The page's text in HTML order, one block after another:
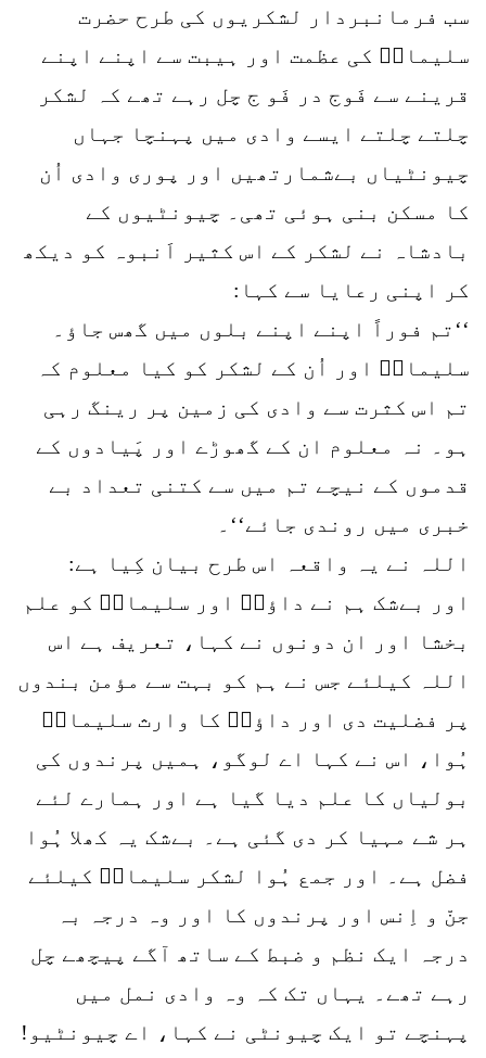
سب فرمانبردار لشکریوں کی طرح حضرت
سلیمانؑ کی عظمت اور ہیبت سے اپنے اپنے
قرینے سے فَوج در فَو ج چل رہے تھے کہ لشکر
چلتے چلتے ایسے وادی میں پہنچا جہاں
چیونٹیاں بےشمارتھیں اور پوری وادی اُن
کا مسکن بنی ہوئی تھی۔ چیونٹیوں کے
بادشاہ نے لشکر کے اس کثیر اَنبوہ کو دیکھ
کر اپنی رعایا سے کہا:
‘‘تم فوراً اپنے اپنے بلوں میں گھس جاؤ۔
سلیمانؑ اور اُن کے لشکر کو کیا معلوم کہ
تم اس کثرت سے وادی کی زمین پر رینگ رہی
ہو۔ نہ معلوم ان کے گھوڑے اور پَیادوں کے
قدموں کے نیچے تم میں سے کتنی تعداد بے
خبری میں روندی جائے‘‘۔
اللہ نے یہ واقعہ اس طرح بیان کِیا ہے:
اور بےشک ہم نے داؤدؑ اور سلیمانؑ کو علم
بخشا اور ان دونوں نے کہا، تعریف ہے اس
اللہ کیلئے جس نے ہم کو بہت سے مؤمن بندوں
پر فضلیت دی اور داؤدؑ کا وارث سلیمانؑ
ہُوا، اس نے کہا اے لوگو، ہمیں پرندوں کی
بولیاں کا علم دیا گیا ہے اور ہمارے لئے
ہر شے مہیا کر دی گئی ہے۔ بےشک یہ کھلا ہُوا
فضل ہے۔ اور جمع ہُوا لشکر سلیمانؑ کیلئے
جنّ و اِنس اور پرندوں کا اور وہ درجہ بہ
درجہ ایک نظم و ضبط کے ساتھ آگے پیچھے چل
رہے تھے۔ یہاں تک کہ وہ وادی نمل میں
پہنچے تو ایک چیونٹی نے کہا، اے چیونٹیو!